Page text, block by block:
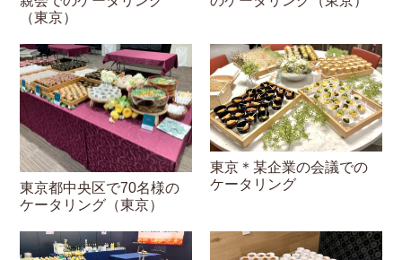
（東京）
東京都中央区で70名様の
ケータリング（東京）
東京＊某企業の会議での
ケータリング